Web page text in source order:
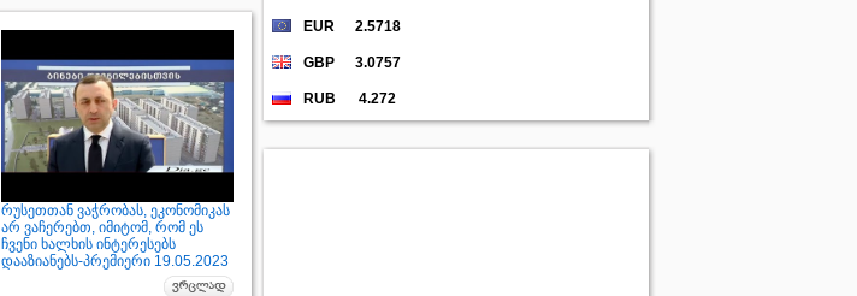
რუსეთთან ვაჭრობას, ეკონომიკას
არ ვაჩერებთ, იმიტომ, რომ ეს
ჩვენი ხალხის ინტერესებს
დააზიანებს-პრემიერი 19.05.2023
EUR 2.5718
GBP 3.0757
RUB 4.272